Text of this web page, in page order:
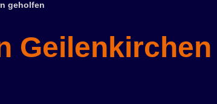
geholfen
Geilenkirchen